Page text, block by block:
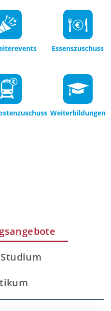
Essenszuschuss
Weiterbildungen